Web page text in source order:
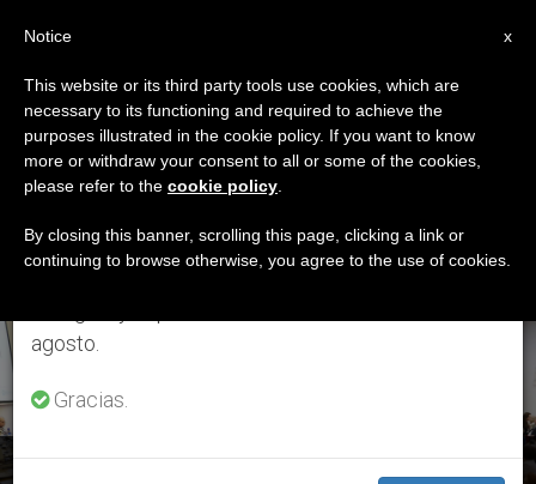
ETIQUETA
Posts Tagged ‘carta
De Benedicto’
ÚLTIMAS NOTICIAS
×
Aviso importante
Del 27 de julio al 7 de agosto haremos la pausa
anual, aprovechando que en el periodo de verano
se generan menos informaciones y también el
agosto.
Gracias.
x
Notice
This website or its third party tools use cookies, which are
necessary to its functioning and required to achieve the
purposes illustrated in the cookie policy. If you want to know
more or withdraw your consent to all or some of the cookies,
please refer to the cookie policy
By closing this banner, scrolling this page, clicking a link or
continuing to browse otherwise, you agree to the use of cookies.